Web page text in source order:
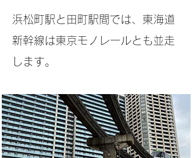
浜松町駅と田町駅間では、東海道
新幹線は東京モノレールとも並走
します。